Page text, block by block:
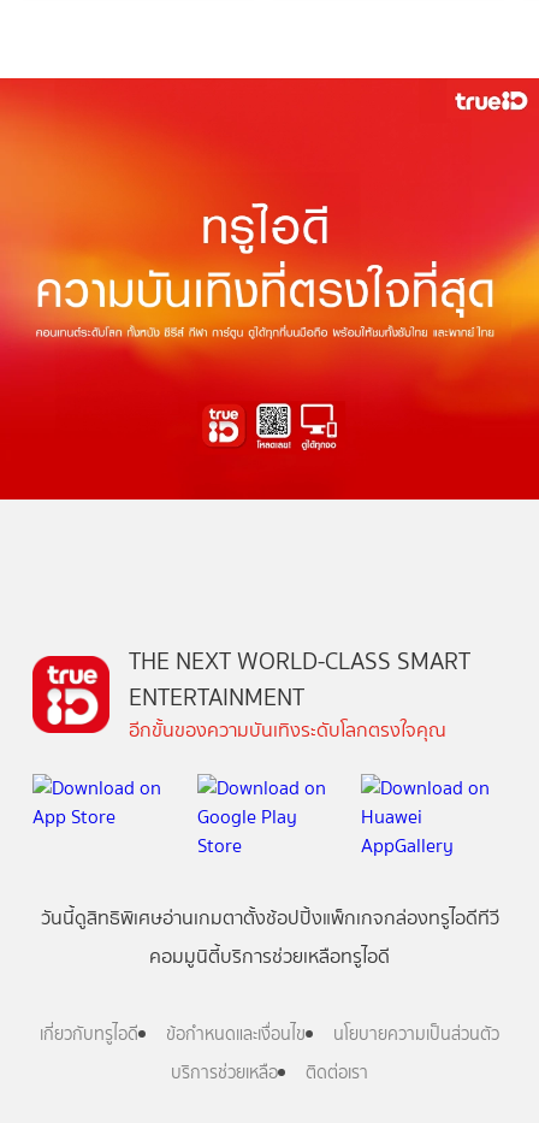
THE NEXT WORLD-CLASS SMART
ENTERTAINMENT
อีกขั้นของความบันเทิงระดับโลกตรงใจคุณ
วันนี้ดูสิทธิพิเศษอ่านเกมตาตั้งช้อปปิ้งแพ็กเกจกล่องทรูไอดีทีวี
คอมมูนิตี้บริการช่วยเหลือทรูไอดี
เกี่ยวกับทรูไอดี ข้อกำหนดและเงื่อนไข
นโยบายความเป็นส่วนตัว
บริการช่วยเหลือ
ติดต่อเรา